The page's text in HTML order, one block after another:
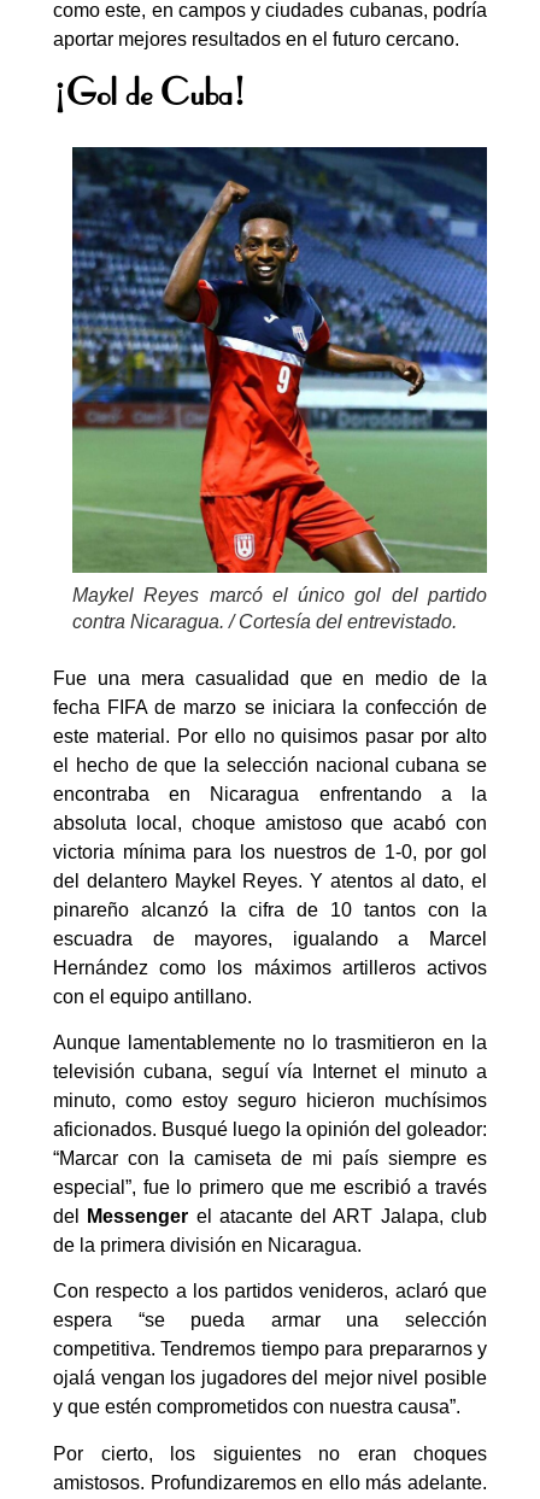
como este, en campos y ciudades cubanas, podría
aportar mejores resultados en el futuro cercano.
¡Gol de Cuba!
Maykel Reyes marcó el único gol del partido
contra Nicaragua. / Cortesía del entrevistado.
Fue una mera casualidad que en medio de la
fecha FIFA de marzo se iniciara la confección de
este material. Por ello no quisimos pasar por alto
el hecho de que la selección nacional cubana se
encontraba en Nicaragua enfrentando a la
absoluta local, choque amistoso que acabó con
victoria mínima para los nuestros de 1-0, por gol
del delantero Maykel Reyes. Y atentos al dato, el
pinareño alcanzó la cifra de 10 tantos con la
escuadra de mayores, igualando a Marcel
Hernández como los máximos artilleros activos
con el equipo antillano.
Aunque lamentablemente no lo trasmitieron en la
televisión cubana, seguí vía Internet el minuto a
minuto, como estoy seguro hicieron muchísimos
aficionados. Busqué luego la opinión del goleador:
“Marcar con la camiseta de mi país siempre es
especial”, fue lo primero que me escribió a través
del
Messenger el atacante del ART Jalapa, club
de la primera división en Nicaragua.
Con respecto a los partidos venideros, aclaró que
espera “se pueda armar una selección
competitiva. Tendremos tiempo para prepararnos y
ojalá vengan los jugadores del mejor nivel posible
y que estén comprometidos con nuestra causa”.
Por cierto, los siguientes no eran choques
amistosos. Profundizaremos en ello más adelante.